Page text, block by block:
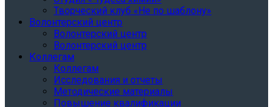
Творческий клуб «Не по шаблону»
Волонтерский центр
Волонтерский центр
Волонтерский центр
Коллегам
Коллегам
Исследования и отчеты
Методические материалы
Повышение квалификации